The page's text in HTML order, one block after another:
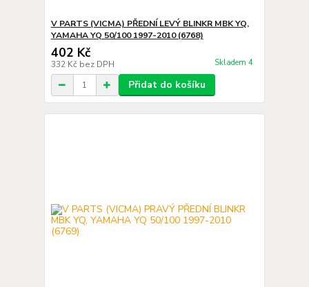
V PARTS (VICMA) PŘEDNÍ LEVÝ BLINKR MBK YQ,
YAMAHA YQ 50/100 1997-2010 (6768)
402 Kč
332 Kč bez DPH Skladem 4
Přidat do košíku